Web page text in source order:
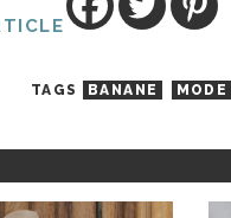
TAGS BANANE